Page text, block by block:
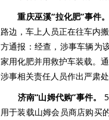
重庆巫溪“拉化肥”事件。
路边，车上人员正在往车内
方通报：经查，涉事车辆为
家用化肥并用救护车装载。
涉事相关责任人员作出严肃处
济南“山姆代购”事件。
用于装载山姆会员商店购买